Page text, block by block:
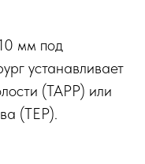
мм под
устанавливает
(TAPP) или
(TEP).